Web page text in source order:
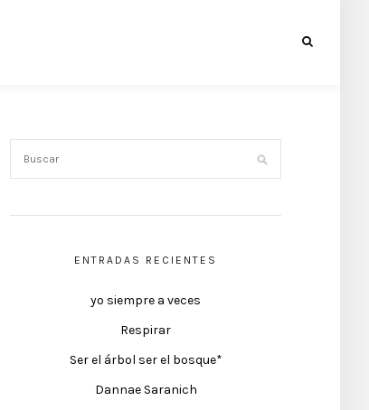
ENTRADAS RECIENTES
yo siempre a veces
Respirar
Ser el árbol ser el bosque*
Dannae Saranich